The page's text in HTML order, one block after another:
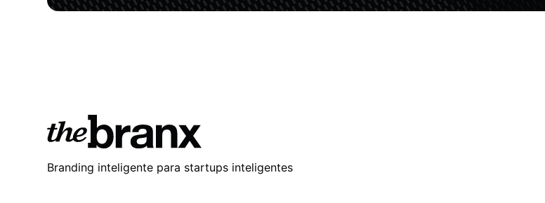
Branding inteligente para startups inteligentes